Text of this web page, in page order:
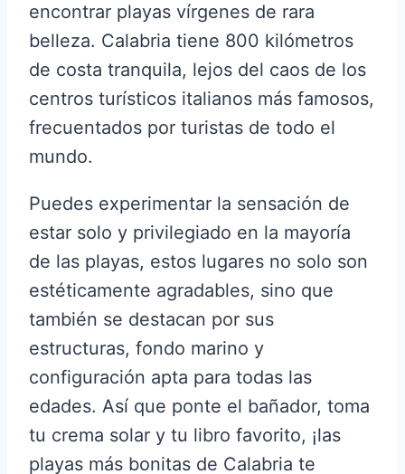
encontrar playas vírgenes de rara
belleza. Calabria tiene 800 kilómetros
de costa tranquila, lejos del caos de los
centros turísticos italianos más famosos,
frecuentados por turistas de todo el
mundo.
Puedes experimentar la sensación de
estar solo y privilegiado en la mayoría
de las playas, estos lugares no solo son
estéticamente agradables, sino que
también se destacan por sus
estructuras, fondo marino y
configuración apta para todas las
edades. Así que ponte el bañador, toma
tu crema solar y tu libro favorito, ¡las
playas más bonitas de Calabria te